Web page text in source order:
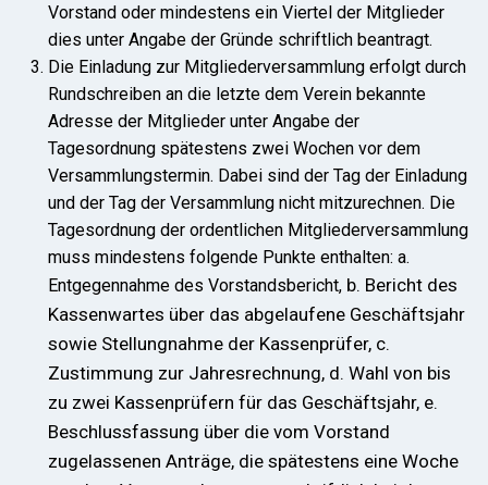
Vorstand oder mindestens ein Viertel der Mitglieder
dies unter Angabe der Gründe schriftlich beantragt.
Die Einladung zur Mitgliederversammlung erfolgt durch
Rundschreiben an die letzte dem Verein bekannte
Adresse der Mitglieder unter Angabe der
Tagesordnung spätestens zwei Wochen vor dem
Versammlungstermin. Dabei sind der Tag der Einladung
und der Tag der Versammlung nicht mitzurechnen. Die
Tagesordnung der ordentlichen Mitgliederversammlung
muss mindestens folgende Punkte enthalten: a.
Entgegennahme des Vorstandsbericht, b. Bericht des
Kassenwartes über das abgelaufene Geschäftsjahr
sowie Stellungnahme der Kassenprüfer, c.
Zustimmung zur Jahresrechnung, d. Wahl von bis
zu zwei Kassenprüfern für das Geschäftsjahr, e.
Beschlussfassung über die vom Vorstand
zugelassenen Anträge, die spätestens eine Woche